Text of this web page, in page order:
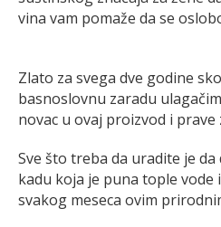
vina vam pomaže da se
Zlato za svega dve godine
basnoslovnu zaradu
novac u ovaj proizvod i prave
Sve što treba da uradite je
kadu koja je puna tople vode
svakog meseca ovim